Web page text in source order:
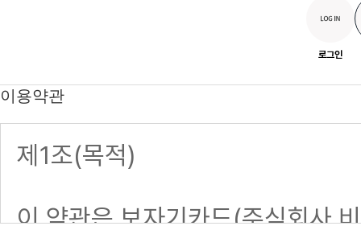
로그인
이용약관